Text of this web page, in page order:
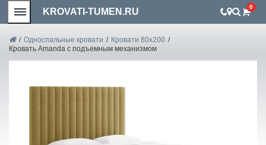
KROVATI-TUMEN.RU 0
/ Односпальные кровати / Кровати 80х200 /
Кровать Amanda с подъемным механизмом